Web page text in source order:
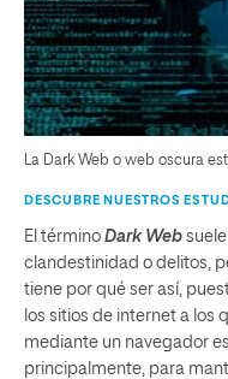
La Dark Web o web oscura
DESCUBRE NUESTROS
El término Dark Web
clandestinidad o delitos,
tiene por qué ser así,
los sitios de internet a los
mediante un navegador
principalmente, para